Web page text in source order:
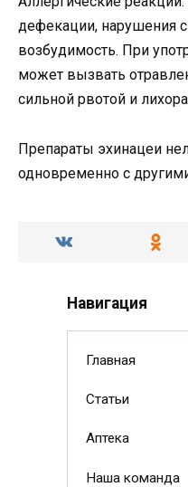
дефекации, нарушения
возбудимость. При
может вызвать
сильной рвотой и
Препараты эхинацеи
одновременно с
Навигация
Главная
Статьи
Аптека
Наша команда